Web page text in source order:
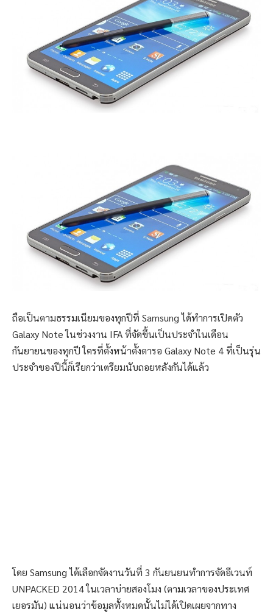
ถือเป็นตามธรรมเนียมของทุกปีที่ Samsung ได้ทำการเปิดตัว
Galaxy Note ในช่วงงาน IFA ที่จัดขึ้นเป็นประจำในเดือน
กันยายนของทุกปี ใครที่ตั้งหน้าตั้งตารอ Galaxy Note 4 ที่เป็นรุ่น
ประจำของปีนี้ก็เรียกว่าเตรียมนับถอยหลังกันได้แล้ว
โดย Samsung ได้เลือกจัดงานวันที่ 3 กันยนยนทำการจัดอีเวนท์
UNPACKED 2014 ในเวลาบ่ายสองโมง (ตามเวลาของประเทศ
เยอรมัน) แน่นอนว่าข้อมูลทั้งหมดนั้นไม่ได้เปิดเผยจากทาง